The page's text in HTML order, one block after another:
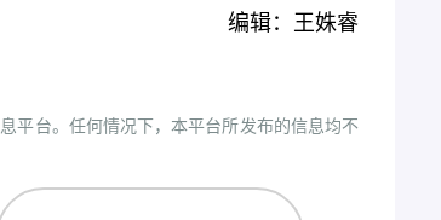
编辑：王姝睿
平台。任何情况下，本平台所发布的信息均不